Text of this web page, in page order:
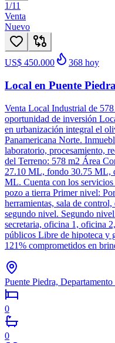
1/11
Venta
Nuevo
US$ 450.000 368 hoy
Local en Puente Piedra
Venta Local Industrial de
oportunidad de inversión
en urbanización integral el
Panamericana Norte.
laboratorio, procesamiento,
del Terreno: 578 m2 Área
27.10 ML, fondo 30.75 ML,
ML. Cuenta con los
pozo a tierra Primer nivel:
herramientas, sala de control,
segundo nivel. Segundo
secretaria, oficina 1, oficina
públicos Libre de hipoteca y
121% comprometidos en
Puente Piedra,
0
0